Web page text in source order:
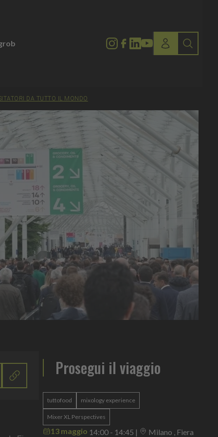
DA TUTTO IL MONDO
Prosegui il viaggio
tuttofood mixology experience
Mixer XL Perspectives
13 maggio 14:00 - 14:45 | Milano , Fiera